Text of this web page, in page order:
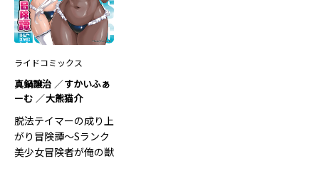
ライドコミックス
真鍋譲治
すかいふぁ
ーむ
大熊猫介
脱法テイマーの成り上
がり冒険譚～Sランク
美少女冒険者が俺の獣